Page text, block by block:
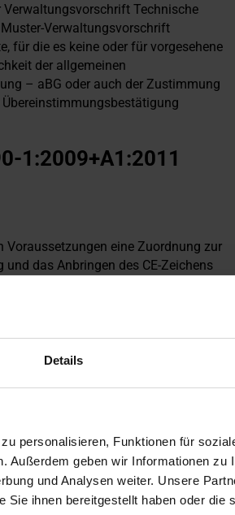
Details
personalisieren, Funktionen für
Außerdem geben wir Informationen zu
und Analysen weiter. Unsere
ihnen bereitgestellt haben oder die
Technische
Verwaltungsvorschrift
für die es keine oder für vorgesehene
der allgemeinen
– aBG oder auch der Zustimmung
1:2009+A1:2011
eine Zuordnung zur
das Anbringen des CE-Zeichens
gewöhnliche Zäune und
Festigkeit und Stabilität eines
der Arbeiten selbst die EN